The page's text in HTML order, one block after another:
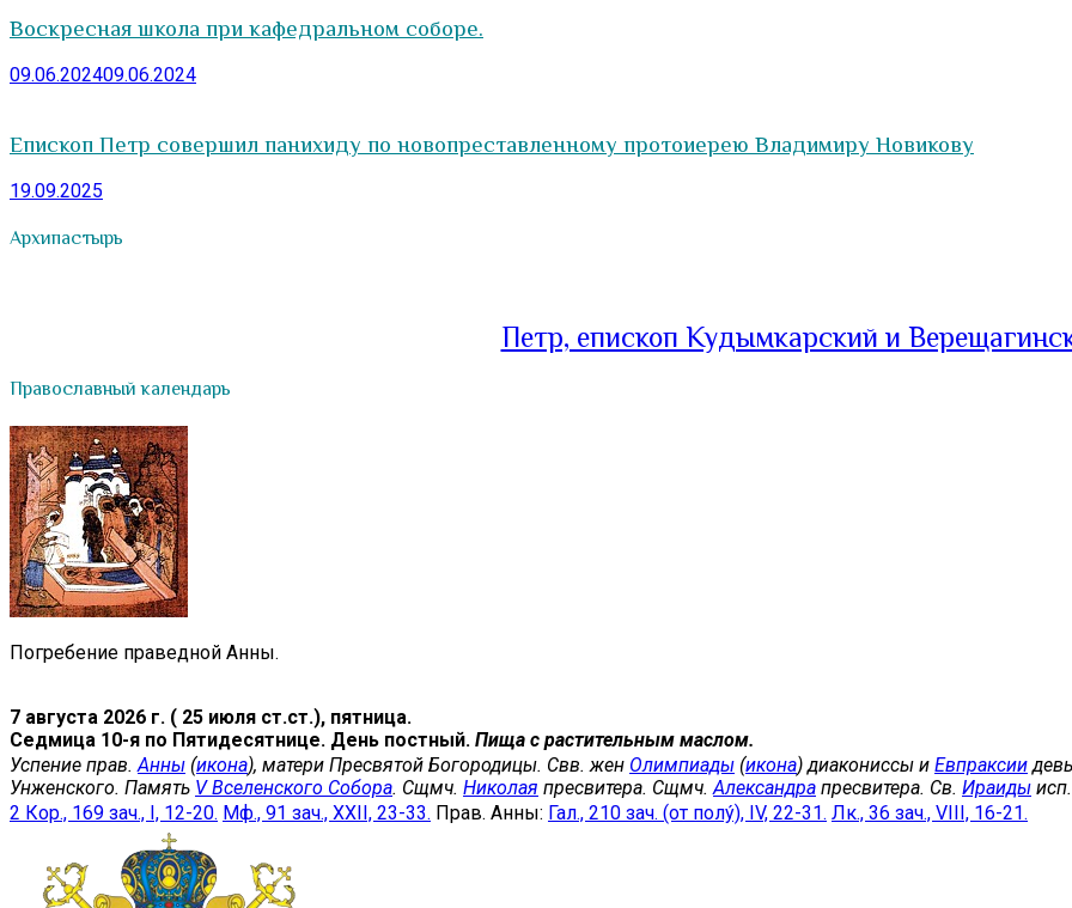
Воскресная школа при кафедральном соборе.
09.06.202409.06.2024
Епископ Петр совершил панихиду по новопреставленному протоиерею Владимиру Новикову
19.09.2025
Архипастырь
Петр, епископ Кудымкарский и
Православный календарь
Погребение праведной Анны.
7 августа 2026 г. ( 25 июля ст.ст.), пятница.
Седмица 10-я по Пятидесятнице. День постный. Пища с растительным маслом.
Успение прав. Анны (икона), матери Пресвятой Богородицы. Свв. жен Олимпиады (икона) диакониссы и Евпраксии
Унженского. Память V Вселенского Собора. Сщмч. Николая пресвитера. Сщмч. Александра пресвитера. Св. Ираиды исп.
2 Кор., 169 зач., I, 12-20. Мф., 91 зач., XXII, 23-33. Прав. Анны: Гал., 210 зач. (от полу́), IV, 22-31. Лк., 36 зач., VIII, 16-21.